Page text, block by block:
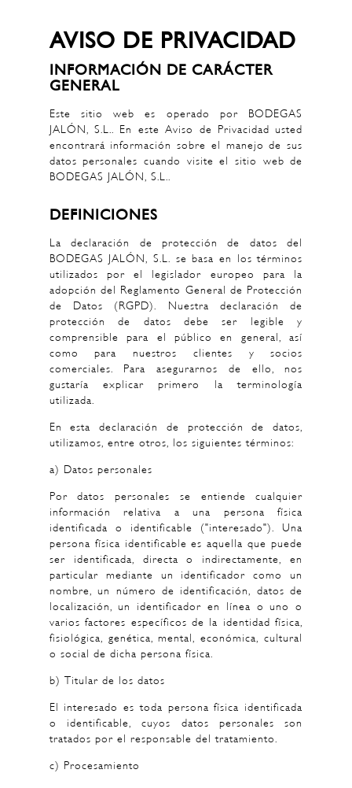
AVISO DE PRIVACIDAD
INFORMACIÓN DE CARÁCTER
GENERAL
Este sitio web es operado por BODEGAS
JALÓN, S.L.. En este Aviso de Privacidad usted
encontrará información sobre el manejo de sus
datos personales cuando visite el sitio web de
BODEGAS JALÓN, S.L..
DEFINICIONES
La declaración de protección de datos del
BODEGAS JALÓN, S.L. se basa en los términos
utilizados por el legislador europeo para la
adopción del Reglamento General de Protección
de Datos (RGPD). Nuestra declaración de
protección de datos debe ser legible y
comprensible para el público en general, así
como para nuestros clientes y socios
comerciales. Para asegurarnos de ello, nos
gustaría explicar primero la terminología
utilizada.
En esta declaración de protección de datos,
utilizamos, entre otros, los siguientes términos:
a) Datos personales
Por datos personales se entiende cualquier
información relativa a una persona física
identificada o identificable ("interesado"). Una
persona física identificable es aquella que puede
ser identificada, directa o indirectamente, en
particular mediante un identificador como un
nombre, un número de identificación, datos de
localización, un identificador en línea o uno o
varios factores específicos de la identidad física,
fisiológica, genética, mental, económica, cultural
o social de dicha persona física.
b) Titular de los datos
El interesado es toda persona física identificada
o identificable, cuyos datos personales son
tratados por el responsable del tratamiento.
c) Procesamiento